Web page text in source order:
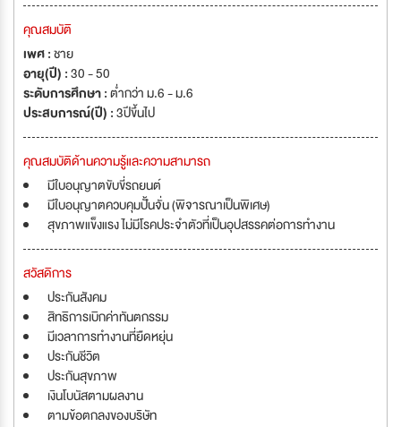
คุณสมบัติ
เพศ :ชาย
อายุ(ปี) :30 - 50
ระดับการศึกษา :ต่ำกว่า ม.6 - ม.6
ประสบการณ์(ปี) :3ปีขึ้นไป
คุณสมบัติด้านความรู้และความสามารถ
มีใบอนุญาตขับขี่รถยนต์
มีใบอนุญาตควบคุมปั้นจั่น (พิจารณาเป็นพิเศษ)
สุขภาพแข็งแรง ไม่มีโรคประจำตัวที่เป็นอุปสรรคต่อการทำงาน
สวัสดิการ
ประกันสังคม
สิทธิการเบิกค่าทันตกรรม
มีเวลาการทำงานที่ยืดหยุ่น
ประกันชีวิต
ประกันสุขภาพ
เงินโบนัสตามผลงาน
ตามข้อตกลงของบริษัท